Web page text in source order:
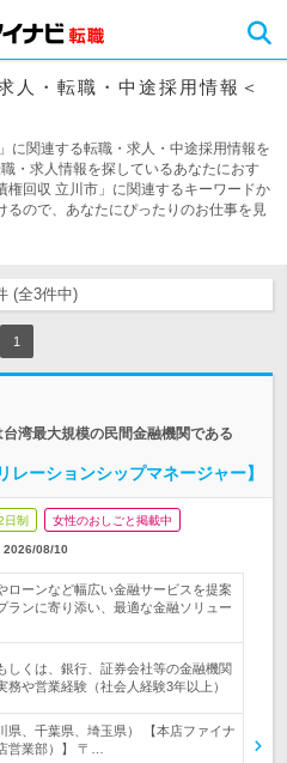
人・転職・中途採用情報＜
に関連する転職・求人・中途採用情報を
・求人情報を探しているあなたにおす
権回収 立川市」に関連するキーワードか
るので、あなたにぴったりのお仕事を見
(全3件中)
1
湾最大規模の民間金融機関である
ーションシップマネージャー】
日制 女性のおしごと掲載中
2026/08/10
ローンなど幅広い金融サービスを提案
ランに寄り添い、最適な金融ソリュー
しくは、銀行、証券会社等の金融機関
や営業経験（社会人経験3年以上）
県、千葉県、埼玉県） 【本店ファイナ
営業部）】 〒…